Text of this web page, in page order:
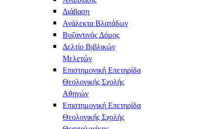
Διάβαση
Ανάλεκτα Βλατάδων
Βυζαντινός Δόμος
Δελτίο Βιβλικών
Μελετών
Επιστημονική Επετηρίδα
Θεολογικής Σχολής
Αθηνών
Επιστημονική Επετηρίδα
Θεολογικής Σχολής